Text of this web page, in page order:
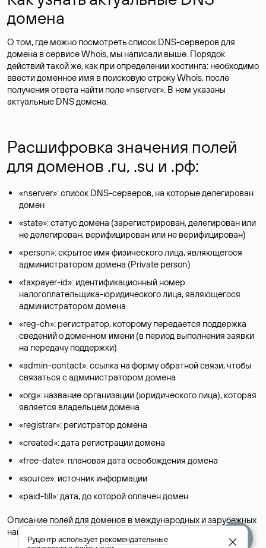
домена
О том, где можно посмотреть список DNS-серверов для
домена в сервисе Whois, мы написали выше. Порядок
действий такой же, как при определении хостинга: необходимо
ввести доменное имя в поисковую строку Whois, после
получения ответа найти поле «nserver». В нем указаны
актуальные DNS домена.
Расшифровка значения полей
для доменов .ru, .su и .рф:
«nserver»: список DNS-серверов, на которые делегирован
домен
«state»: статус домена (зарегистрирован, делегирован или
не делегирован, верифицирован или не верифицирован)
«person»: скрытое имя физического лица, являющегося
администратором домена (Privatе person)
«taxpayer-id»: идентификационный номер
налогоплательщика-юридического лица, являющегося
администратором домена
«reg-ch»: регистратор, которому передается поддержка
сведений о доменном имени (в период выполнения заявки
на передачу поддержки)
«admin-contact»: ссылка на форму обратной связи, чтобы
связаться с администратором домена
«org»: название организации (юридического лица), которая
является владельцем домена
«registrar»: регистратор домена
«created»: дата регистрации домена
«free-date»: плановая дата освобождения домена
«source»: источник информации
«paid-till»: дата, до которой оплачен домен
Описание полей для доменов в международных и зарубежных
национальных доменах представлены в разделе «
».
Руцентр используетрекомендательные